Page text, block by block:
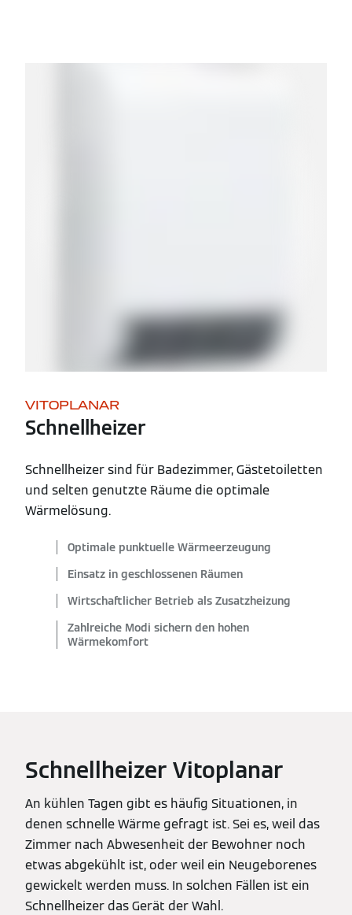
VITOPLANAR
Schnellheizer
Schnellheizer sind für Badezimmer, Gästetoiletten
und selten genutzte Räume die optimale
Wärmelösung.
Optimale punktuelle Wärmeerzeugung
Einsatz in geschlossenen Räumen
Wirtschaftlicher Betrieb als Zusatzheizung
Zahlreiche Modi sichern den hohen
Wärmekomfort
Schnellheizer Vitoplanar
An kühlen Tagen gibt es häufig Situationen, in
denen schnelle Wärme gefragt ist. Sei es, weil das
Zimmer nach Abwesenheit der Bewohner noch
etwas abgekühlt ist, oder weil ein Neugeborenes
gewickelt werden muss. In solchen Fällen ist ein
Schnellheizer das Gerät der Wahl.